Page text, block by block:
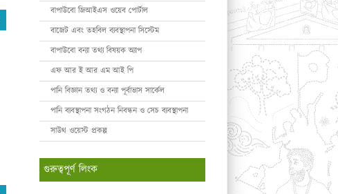
বাপাউবো জিআইএস ওয়েব পোর্টাল
বাজেট এবং তহবিল ব্যবস্থাপনা সিস্টেম
বাপাউবো বন্যা তথ্য বিষয়ক অ্যাপ
এফ আর ই আর এম আই পি
পানি বিজ্ঞান তথ্য ও বন্যা পূর্বাভাস সার্কেল
পানি ব্যবস্থাপনা সংগঠন নিবন্ধন ও সেচ ব্যবস্থাপনা
সাউথ ওয়েস্ট প্রকল্প
গুরুত্বপূর্ণ লিংক